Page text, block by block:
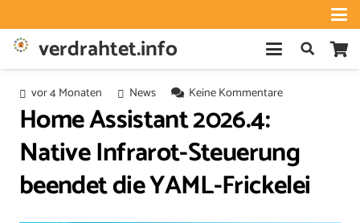
verdrahtet.info
vor 4 Monaten News Keine Kommentare
Home Assistant 2026.4:
Native Infrarot-Steuerung
beendet die YAML-Frickelei